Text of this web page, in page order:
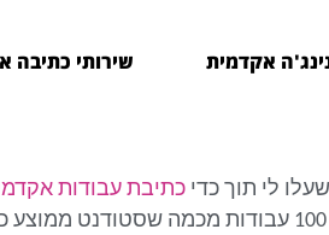
אקדמית שירותי כתיבה
לי תוך כדי כתיבת עבודות
לסטודנטים. כנראה שכתבתי יותר מפי 100 עבודות מכמה